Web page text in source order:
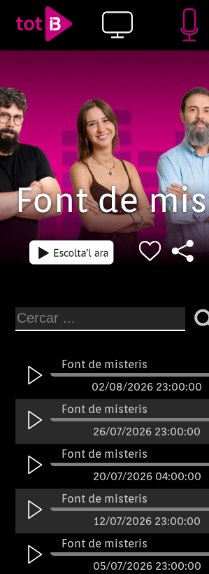
Font de
Font de misteris
02/08/2026 23:00:00
Font de misteris
26/07/2026 23:00:00
Font de misteris
20/07/2026 04:00:00
Font de misteris
12/07/2026 23:00:00
Font de misteris
05/07/2026 23:00:00